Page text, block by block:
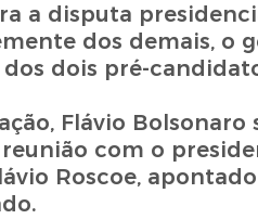
a disputa
dos demais, o
dois pré-
Flávio
com o
Roscoe,